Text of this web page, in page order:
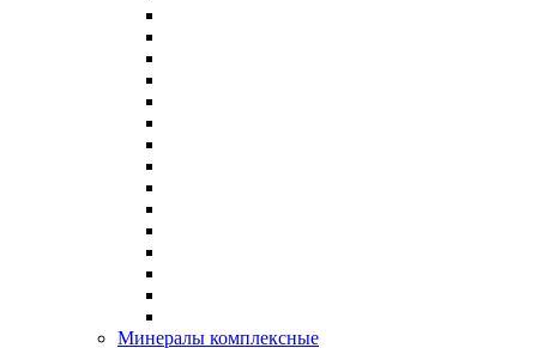
Минералы комплексные